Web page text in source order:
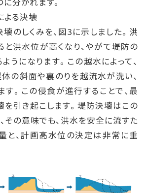
よる決壊
のしくみを、図3に示しました。洪
洪水位が高くなり、やがて堤防の
うになります。この越水によって、
の斜面や裏のりを越流水が洗い、
。この侵食が進行することで、最
引き起こします。堤防決壊はこの
その意味でも、洪水を安全に流すた
と、計画高水位の決定は非常に重